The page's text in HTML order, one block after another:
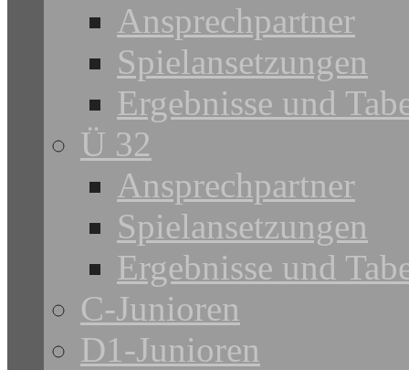
Ansprechpartner
Spielansetzungen
Ergebnisse und
Ü 32
Ansprechpartner
Spielansetzungen
Ergebnisse und
C-Junioren
D1-Junioren